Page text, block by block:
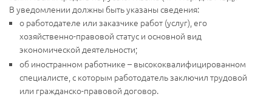
В уведомлении должны быть указаны сведения:
о работодателе или заказчике работ (услуг), его
хозяйственно-правовой статус и основной вид
экономической деятельности;
об иностранном работнике – высококвалифицированном
специалисте, с которым работодатель заключил трудовой
или гражданско-правовой договор.